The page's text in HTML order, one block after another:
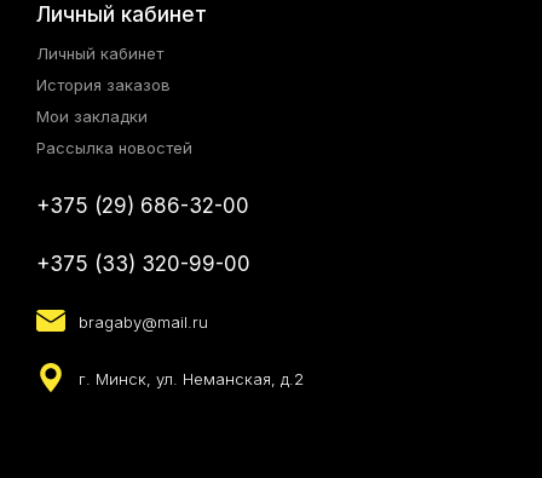
Личный кабинет
Личный кабинет
История заказов
Мои закладки
Рассылка новостей
+375 (29) 686-32-00
+375 (33) 320-99-00
bragaby@mail.ru
г. Минск, ул. Неманская, д.2